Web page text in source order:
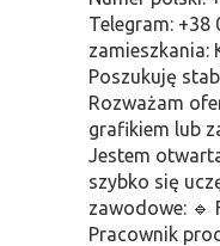
Telegram:
zamieszkania:
Poszukuję
Rozważam
grafikiem lub
Jestem
szybko się
zawodowe: 🔹
Pracownik